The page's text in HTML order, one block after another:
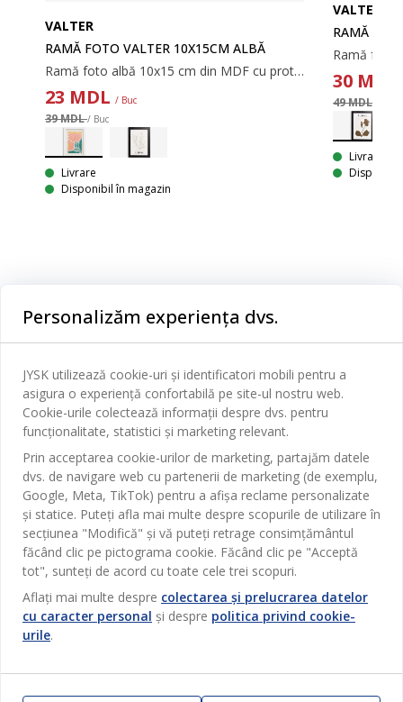
VALTER
RAMĂ FOTO VALTER 10X15CM ALBĂ
Ramă foto albă 10x15 cm din MDF cu protecție frontală din plastic. Cu picior.
23 MDL/ Buc
39 MDL/ Buc
Livrare
Disponibil în magazin
VALTER
RAMĂ
30 MDL
49 MDL
Livrare
Disponibil
Baie
Birou
Sufragerie
Bucătărie
Depozitare
Perdele
Grădină
Pentru casă
Outlet
Contact Relații Clienți
Magazine și program
Broșură
Termeni si conditii vânzări online
Garantia prețului
Garanția Produselor
Politica de confidentialitate
Card cadou
Livrare
JYSK
Despre JYSK
JYSK.com
Presă
Locuri de muncă
Inspirație
SEDIU CENTRAL
TAROL-DD S.R.L. str. Jubiliara, 41A mun. Chișinău, Republica
Moldova
JYSK BUSINESS TO BUSINESS
Telefon: 060 531 531
E-mail: jysk@jysk.md
JYSK RELAȚII CLIENȚI
Contact Relații Clienți
Telefon: 022 022 030
E-mail: support@jysk.md
Urmărește Jysk
Personalizăm experiența dvs.
JYSK utilizează cookie-uri și identificatori mobili pentru a
asigura o experiență confortabilă pe site-ul nostru web.
Cookie-urile colectează informații despre dvs. pentru
funcționalitate, statistici și marketing relevant.
Prin acceptarea cookie-urilor de marketing, partajăm datele
dvs. de navigare web cu partenerii de marketing (de exemplu,
Google, Meta, TikTok) pentru a afișa reclame personalizate
și statice. Puteți afla mai multe despre scopurile de utilizare în
secțiunea "Modifică" și vă puteți retrage consimțământul
făcând clic pe pictograma cookie. Făcând clic pe "Acceptă
tot", sunteți de acord cu toate cele trei scopuri.
Aflați mai multe despre colectarea și prelucrarea datelor
cu caracter personal și despre politica privind cookie-
urile.